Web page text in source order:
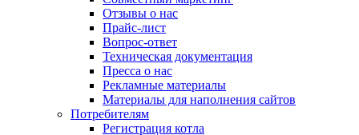
Отзывы о нас
Прайс-лист
Вопрос-ответ
Техническая документация
Пресса о нас
Рекламные материалы
Материалы для наполнения сайтов
Потребителям
Регистрация котла